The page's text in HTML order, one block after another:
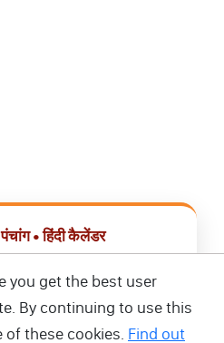
• हिंदी कैलेंडर
ऐप डाउनलोड करें
you get the best user
By continuing to use this
of these cookies. Find out